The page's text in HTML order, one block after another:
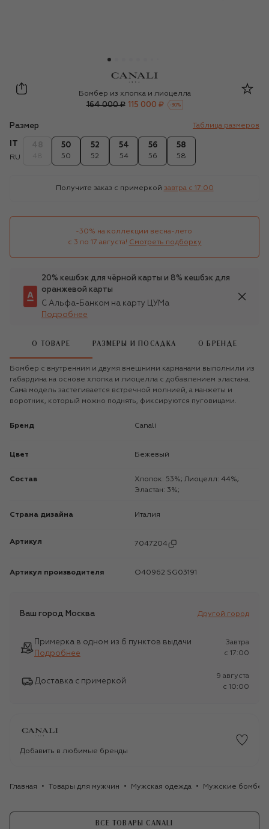
Canali
Бомбер из хлопка и лиоцелла
164 000 ₽ 115 000 ₽ -30%
Размер Таблица размеров
RU
50
50
52
52
54
54
56
56
58
58
Получите заказ с примеркой завтра c 17:00
-30% на коллекции весна-лето
с 3 по 17 августа! Смотреть подборку
20% кешбэк для чёрной карты и 8% кешбэк для
оранжевой карты
С Альфа-Банком на карту ЦУМа
Подробнее
О ТОВАРЕ РАЗМЕРЫ И ПОСАДКА О БРЕНДЕ
Бомбер с внутренним и двумя внешними карманами выполнили из
габардина на основе хлопка и лиоцелла с добавлением эластана.
Сама модель застегивается встречной молнией, а манжеты и
воротник, который можно поднять, фиксируются пуговицами.
Бренд Canali
Цвет Бежевый
Состав
Хлопок: 53%; Лиоцелл: 44%;
Эластан: 3%;
Страна дизайна Италия
Артикул 7047204
Артикул производителя O40962 SG03191
Ваш город Москва Другой город
Примерка в одном из 6 пунктов выдачи
Подробнее
Завтра
c 17:00
Доставка с примеркой
9 августа
c 10:00
Добавить в любимые бренды
Главная Товары для мужчин Мужская одежда Мужские
ВСЕ ТОВАРЫ CANALI